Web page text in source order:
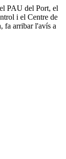
PAU del Port, el
i el Centre de
fa arribar l'avís a